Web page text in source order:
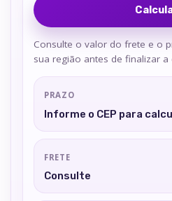
Consulte o valor do frete e o
sua região antes de finalizar a
PRAZO
Informe o CEP para
FRETE
Consulte